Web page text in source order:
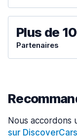
Plus de
Partenaires
Nous accordons
sur